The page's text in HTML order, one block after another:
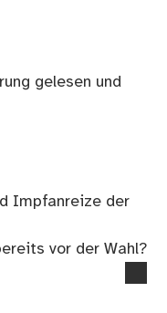
gelesen und
Impfanreize der
vor der Wahl?